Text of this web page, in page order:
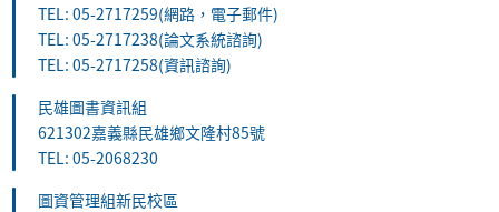
TEL: 05-2717259(網路，電子郵件)
TEL: 05-2717238(論文系統諮詢)
TEL: 05-2717258(資訊諮詢)
民雄圖書資訊組
621302嘉義縣民雄鄉文隆村85號
TEL: 05-2068230
圖資管理組新民校區